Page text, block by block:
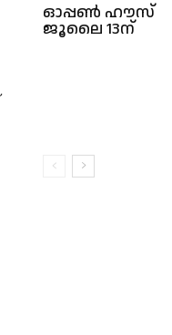
ഓപ്പൺ ഹൗസ്
ജൂലൈ 13ന്